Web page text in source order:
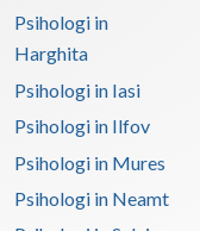
Psihologi in
Harghita
Psihologi in Iasi
Psihologi in Ilfov
Psihologi in Mures
Psihologi in Neamt